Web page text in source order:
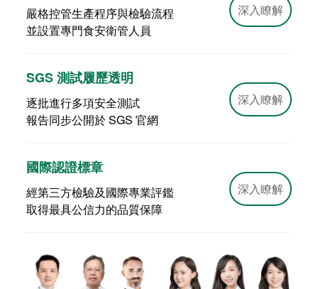
嚴格控管生產程序與檢驗流程
並設置專門食安衛管人員
深入瞭解
SGS 測試履歷透明
逐批進行多項安全測試
報告同步公開於 SGS 官網
深入瞭解
國際認證標章
經第三方檢驗及國際專業評鑑
取得最具公信力的品質保障
深入瞭解